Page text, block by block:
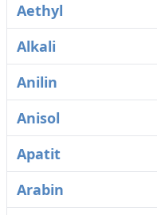
Aethyl
Alkali
Anilin
Anisol
Apatit
Arabin